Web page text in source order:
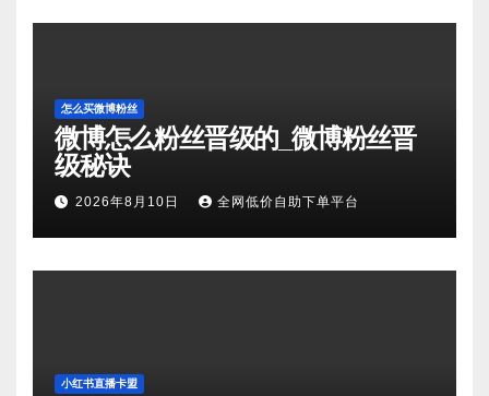
怎么买微博粉丝
微博怎么粉丝晋级的_微博粉丝晋
级秘诀
2026年8月10日 全网低价自助下单平台
小红书直播卡盟